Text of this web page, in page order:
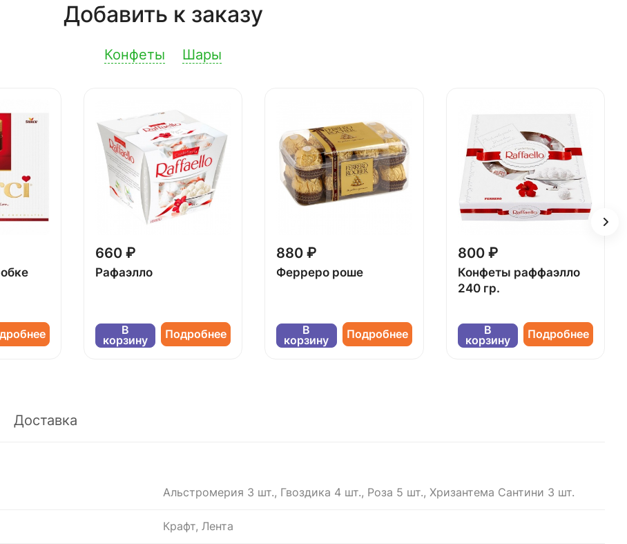
Добавить к заказу
Конфеты Шары
660 ₽
Рафаэлло
В
корзину
Подробнее
880 ₽
Ферреро роше
В
корзину
Подробнее
800 ₽
Конфеты раффаэлло
240 гр.
В
корзину
Подробнее
Доставка
Альстромерия 3 шт., Гвоздика 4 шт., Роза 5 шт., Хризантема Сантини 3 шт.
Крафт, Лента